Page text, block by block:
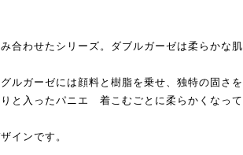
合わせたシリーズ。ダブルガーゼは柔らかな肌
ルガーゼには顔料と樹脂を乗せ、独特の固さを
と入ったパニエ 着こむごとに柔らかくなって
インです。